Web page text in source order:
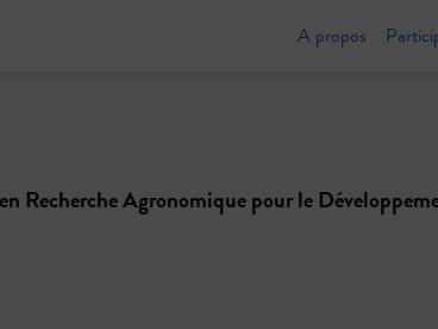
A propos
Recherche Agronomique pour le